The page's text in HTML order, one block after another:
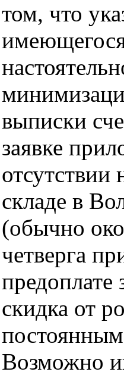
том, что
имеющегося
выписки
заявке
отсутствии
складе в
(обычно
четверга
предоплате
скидка от
Возможно